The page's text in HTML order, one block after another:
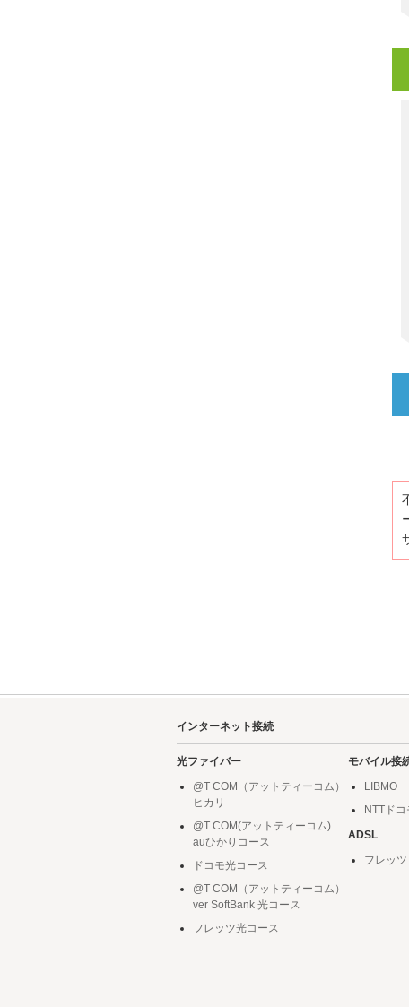
インターネット接続
光ファイバー
@T COM（アットティーコム）
ヒカリ
@T COM(アットティーコム)
auひかりコース
ドコモ光コース
@T COM（アットティーコム）
ver SoftBank 光コース
フレッツ光コース
モバイル接
LIBMO
NTTド
ADSL
フレッ